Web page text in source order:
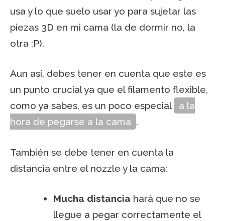
usa y lo que suelo usar yo para sujetar las
piezas 3D en mi cama (la de dormir no, la
otra ;P).
Aun así, debes tener en cuenta que este es
un punto crucial ya que el filamento flexible,
como ya sabes, es un poco especial
a la
hora de pegarse a la cama .
También se debe tener en cuenta la
distancia entre el nozzle y la cama:
Mucha distancia hará que no se
llegue a pegar correctamente el